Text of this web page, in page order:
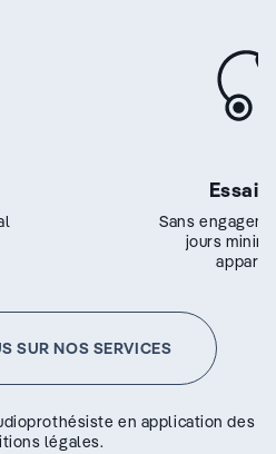
Essai
Sans
jours
SUR NOS SERVICES
en application des
légales.